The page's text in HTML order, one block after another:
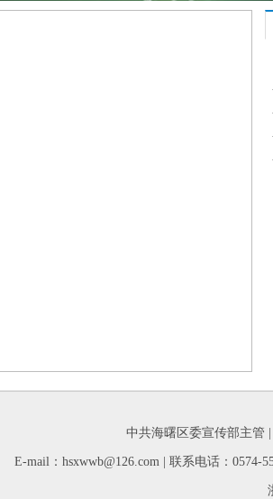
中共海曙区委宣传部主管
E-mail：hsxwwb@126.com | 联系电话：